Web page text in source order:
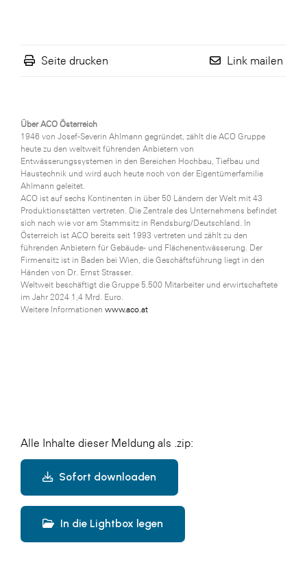
Seite drucken Link mailen
Über ACO Österreich
1946 von Josef-Severin Ahlmann gegründet, zählt die ACO Gruppe
heute zu den weltweit führenden Anbietern von
Entwässerungssystemen in den Bereichen Hochbau, Tiefbau und
Haustechnik und wird auch heute noch von der Eigentümerfamilie
Ahlmann geleitet.
ACO ist auf sechs Kontinenten in über 50 Ländern der Welt mit 43
Produktionsstätten vertreten. Die Zentrale des Unternehmens befindet
sich nach wie vor am Stammsitz in Rendsburg/Deutschland. In
Österreich ist ACO bereits seit 1993 vertreten und zählt zu den
führenden Anbietern für Gebäude- und Flächenentwässerung. Der
Firmensitz ist in Baden bei Wien, die Geschäftsführung liegt in den
Händen von Dr. Ernst Strasser.
Weltweit beschäftigt die Gruppe 5.500 Mitarbeiter und erwirtschaftete
im Jahr 2024 1,4 Mrd. Euro.
Weitere Informationen www.aco.at
Alle Inhalte dieser Meldung als .zip:
Sofort downloaden
In die Lightbox legen